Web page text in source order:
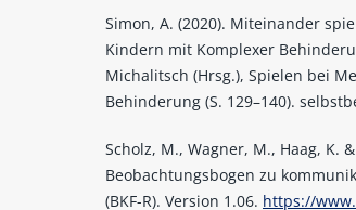
Simon, A. (2020). Miteinander
Kindern mit Komplexer
Michalitsch (Hrsg.), Spielen bei
Behinderung (S. 129–140).
Scholz, M., Wagner, M., Haag, K.
Beobachtungsbogen zu
(BKF-R). Version 1.06. https://